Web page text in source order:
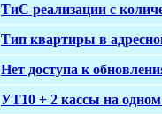
ТиС реализации с
Тип квартиры в
Нет доступа к
УТ10 + 2 кассы на